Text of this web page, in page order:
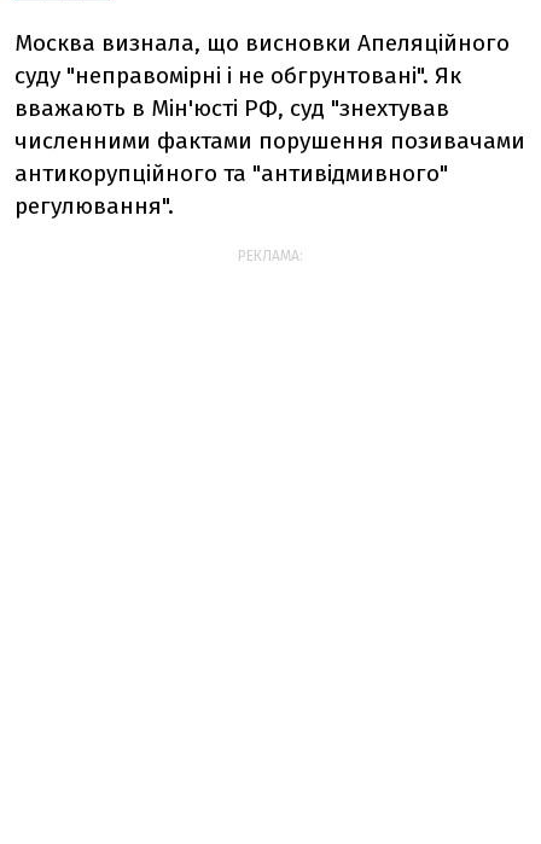
Москва визнала, що висновки Апеляційного
суду "неправомірні і не обгрунтовані". Як
вважають в Мін'юсті РФ, суд "знехтував
численними фактами порушення позивачами
антикорупційного та "антивідмивного"
регулювання".
РЕКЛАМА: